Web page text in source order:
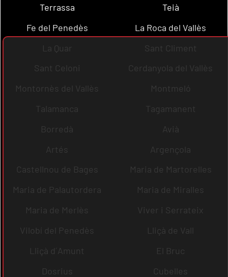
Terrassa
Teià
Fe del Penedès
La Roca del Vallès
La Quar
Sant Climent
Sant Celoni
Cerdanyola del Vallès
Montornès del Vallès
Montmeló
Talamanca
Tagamanent
Borredà
Avià
Artés
Argençola
Castellnou de Bages
Maria de Martorelles
Maria de Palautordera
Maria de Miralles
Maria de Merlès
Viver i Serrateix
Vilobí del Penedès
Lliçà de Vall
Lliçà d´Amunt
El Bruc
Dosrius
Cubelles